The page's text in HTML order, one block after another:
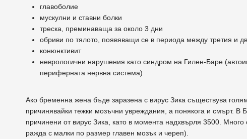
главоболие
мускулни и ставни болки
треска, преминаваща за около 3 дни
обриви по тялото, появяващи се в периода между третия и
конюнктивит
неврологични нарушения като синдром на Гилен-Баре
периферната нервна система)
Ако бременна жена бъде заразена с вирус Зика съществува
причинявайки тежки мозъчни увреждания, а понякога и смърт. В
причинени от вирус Зика, като в момента надхвърля 3500.
ражда с малки по размер главен мозък и череп).